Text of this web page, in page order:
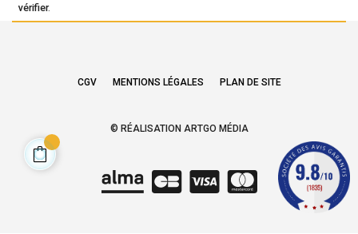
vérifier.
CGV MENTIONS LÉGALES PLAN DE SITE
© RÉALISATION ARTGO MÉDIA